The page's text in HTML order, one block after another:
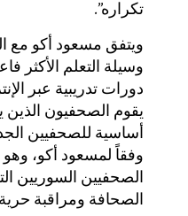
تكراره”.
ويتفق مسعود أكو مع
وسيلة التعلم الأكثر
دورات تدريبية عبر
يقوم الصحفيون الذين
أساسية للصحفيين
وفقاً لمسعود أكو،
الصحافة ومراقبة